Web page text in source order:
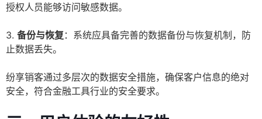
授权人员能够访问敏感数据。
3. 备份与恢复 ：系统应具备完善的数据备份与恢复机制，防
止数据丢失。
纷享销客通过多层次的数据安全措施，确保客户信息的绝对
安全，符合金融工具行业的安全要求。